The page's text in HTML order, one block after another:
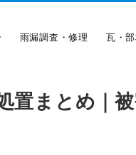
雨漏調査・修理 瓦・
置まとめ｜